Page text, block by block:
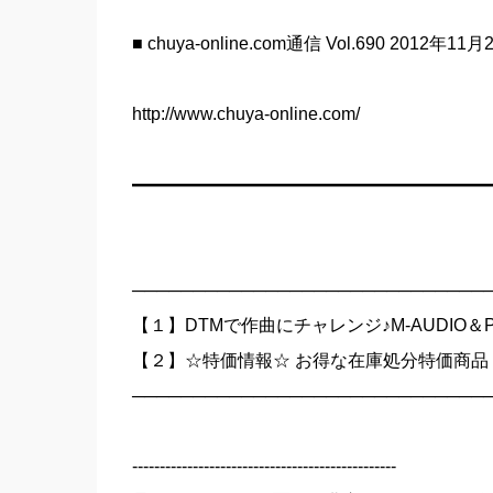
■ chuya-online.com通信 Vol.690 2012年11月
http://www.chuya-online.com/
【１】DTMで作曲にチャレンジ♪M-AUDIO＆
【２】☆特価情報☆ お得な在庫処分特価商品
------------------------------------------------